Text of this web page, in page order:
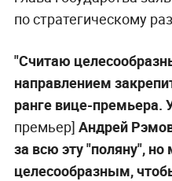
по стратегическому
"Считаю
направлением
ранге вице-премьера.
премьер] Андрей
за всю эту "поляну", но
целесообразным,